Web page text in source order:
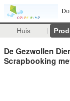
Huis
De Gezwollen
Scrapbooking